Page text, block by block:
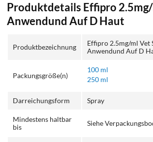
Produktdetails Effipro
Anwendund Auf D Haut
Produktbezeichnung
Effipro 2.5mg/ml Vet
Anwendund Auf D
Packungsgröße(n)
100 ml
250 ml
Darreichungsform Spray
Mindestens haltbar
bis
Siehe